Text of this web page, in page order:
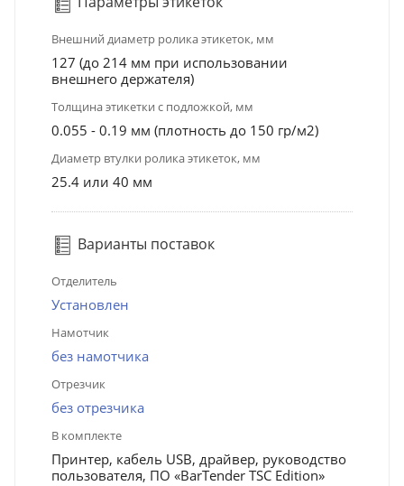
Внешний диаметр ролика этикеток, мм
127 (до 214 мм при использовании
внешнего держателя)
Толщина этикетки с подложкой, мм
0.055 - 0.19 мм (плотность до 150 гр/м2)
Диаметр втулки ролика этикеток, мм
25.4 или 40 мм
Варианты поставок
Отделитель
Установлен
Намотчик
без намотчика
Отрезчик
без отрезчика
В комплекте
Принтер, кабель USB, драйвер, руководство
пользователя, ПО «BarTender TSC Edition»